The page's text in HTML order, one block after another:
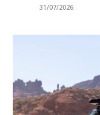
31/07/2026